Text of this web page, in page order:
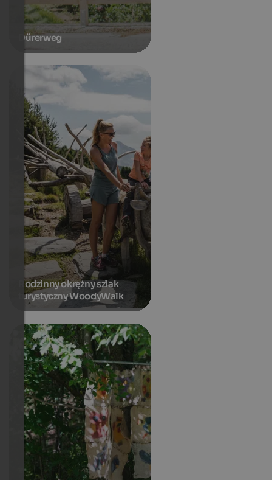
Dürerweg
Rodzinny okrężny szlak
turystyczny WoodyWalk